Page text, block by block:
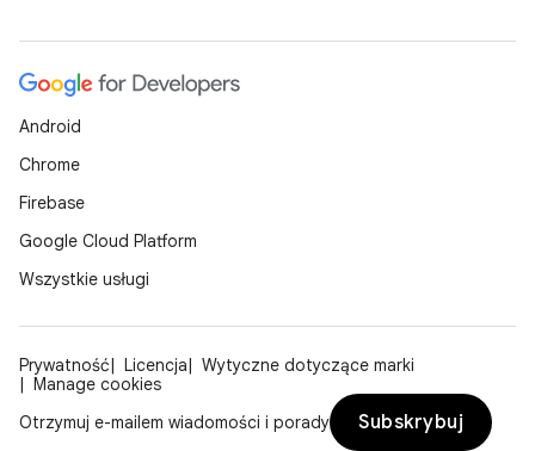
Android
Chrome
Firebase
Google Cloud Platform
Wszystkie usługi
Prywatność Licencja
Wytyczne dotyczące marki
Manage cookies
Otrzymuj e-mailem wiadomości i porady
Subskrybuj